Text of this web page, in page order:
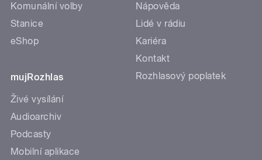
Komunální volby
Stanice
eShop
mujRozhlas
Živé vysílání
Audioarchiv
Podcasty
Mobilní aplikace
Nápověda
Lidé v rádiu
Kariéra
Kontakt
Rozhlasový poplatek